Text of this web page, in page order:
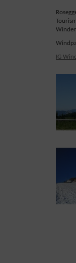
IG